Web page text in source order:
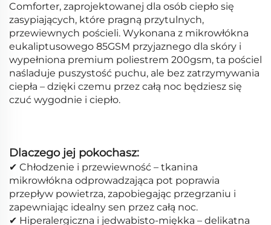
Comforter, zaprojektowanej dla osób ciepło się
zasypiających, które pragną przytulnych,
przewiewnych pościeli. Wykonana z mikrowłókna
eukaliptusowego 85GSM przyjaznego dla skóry i
wypełniona premium poliestrem 200gsm, ta pościel
naśladuje puszystość puchu, ale bez zatrzymywania
ciepła – dzięki czemu przez całą noc będziesz się
czuć wygodnie i ciepło.
Dlaczego jej pokochasz:
✔ Chłodzenie i przewiewność – tkanina
mikrowłókna odprowadzająca pot poprawia
przepływ powietrza, zapobiegając przegrzaniu i
zapewniając idealny sen przez całą noc.
✔ Hiperalergiczna i jedwabisto-miękka – delikatna